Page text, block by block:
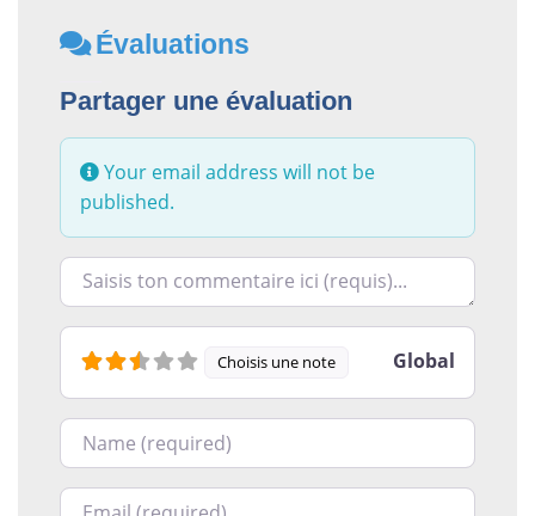
Évaluations
Partager une évaluation
Your email address will not be
published.
Racontez-nous ce que vous avez le plus et le
Choisis une note Global
Nom
Courriel